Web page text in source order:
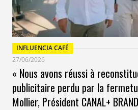
INFLUENCIA CAFÉ
27/06/2026
« Nous avons réussi à
publicitaire perdu par la
Mollier, Président CANAL+